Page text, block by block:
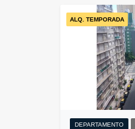
ALQ. TEMPORADA
DEPARTAMENTO